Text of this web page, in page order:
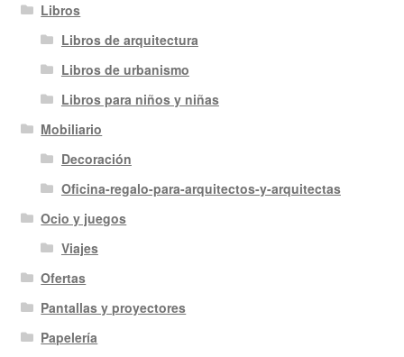
Libros
Libros de arquitectura
Libros de urbanismo
Libros para niños y niñas
Mobiliario
Decoración
Oficina-regalo-para-arquitectos-y-arquitectas
Ocio y juegos
Viajes
Ofertas
Pantallas y proyectores
Papelería